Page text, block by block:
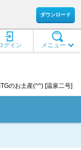
ダウンロード
メニュー
グイン
のお土産(^^) [温泉二号]